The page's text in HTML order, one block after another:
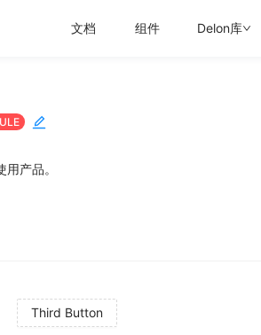
文档 组件 Delon库
产品。
Third Button